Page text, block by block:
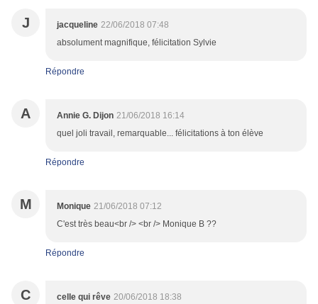
J jacqueline 22/06/2018 07:48
absolument magnifique, félicitation Sylvie
Répondre
A Annie G. Dijon 21/06/2018 16:14
quel joli travail, remarquable... félicitations à ton élève
Répondre
M Monique 21/06/2018 07:12
C'est très beau<br /> <br /> Monique B ??
Répondre
C celle qui rêve 20/06/2018 18:38